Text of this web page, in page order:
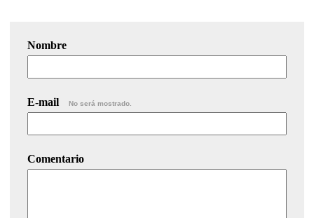
Nombre
E-mail No será mostrado.
Comentario